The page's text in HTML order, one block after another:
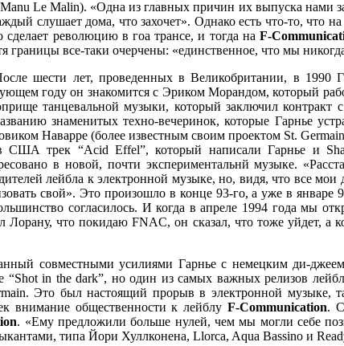
Le Malin). «Одна из главных причин их выпуска нами
слушает дома, что захочет». Однако есть что-то, что
сделает революцию в гоа трансе, и тогда на F-
границы все-таки очерчены: «единственное, что мы
шести лет, проведенных в Великобритании, в 1990
году он знакомится с Эриком Морандом, который
танцевальной музыки, который заключил
знаменитых техно-вечеринок, которые Гарнье
Наварре (более известным своим проектом St.
в США трек “Acid Effel”, который написали Гарнье и
в новой, почти экспериментальнй музыке.
лейбла к электронной музыке, но, видя, что все мои
свой». Это произошло в конце 93-го, а уже в
согласилось. И когда в апреле 1994 года мы
Лорану, что покидаю FNAC, он сказал, что тоже уйдет,
совместными усилиями Гарнье с немецким ди-
“Shot in the dark”, но один из самых важных релизов
Это был настоящий прорыв в электронной музыке,
внимание общественности к лейблуF-Communication.
. «Ему предложили больше нулей, чем мы могли себе
типа Йори Хуллконена, Llorca, Aqua Bassino и